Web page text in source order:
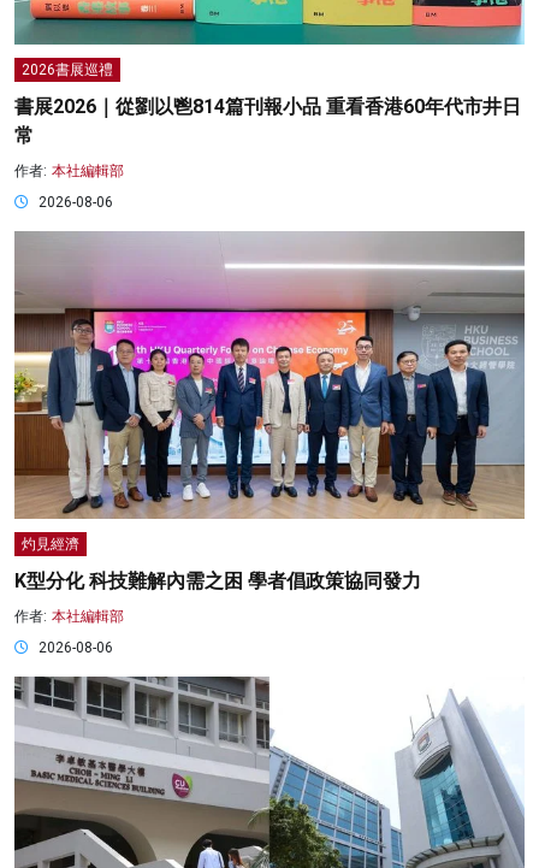
2026書展巡禮
書展2026｜從劉以鬯814篇刊報小品 重看香港60年代市井日
常
作者: 本社編輯部
2026-08-06
灼見經濟
K型分化 科技難解內需之困 學者倡政策協同發力
作者: 本社編輯部
2026-08-06